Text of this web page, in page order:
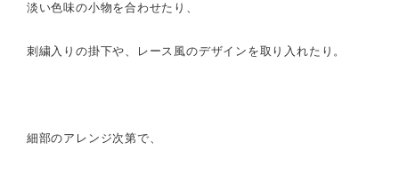
淡い色味の小物を合わせたり、
刺繍入りの掛下や、 レース風のデザインを取り入れたり。
細部のアレンジ次第で、